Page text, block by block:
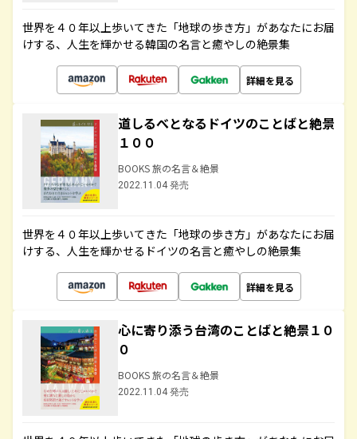
世界を４０年以上歩いてきた「地球の歩き方」があなたにお届
けする、人生を輝かせる韓国の名言と癒やしの絶景集
詳細を見る
道しるべとなるドイツのことばと絶景
１００
BOOKS 旅の名言＆絶景
2022.11.04 発売
世界を４０年以上歩いてきた「地球の歩き方」があなたにお届
けする、人生を輝かせるドイツの名言と癒やしの絶景集
詳細を見る
心に寄り添う台湾のことばと絶景１０
０
BOOKS 旅の名言＆絶景
2022.11.04 発売